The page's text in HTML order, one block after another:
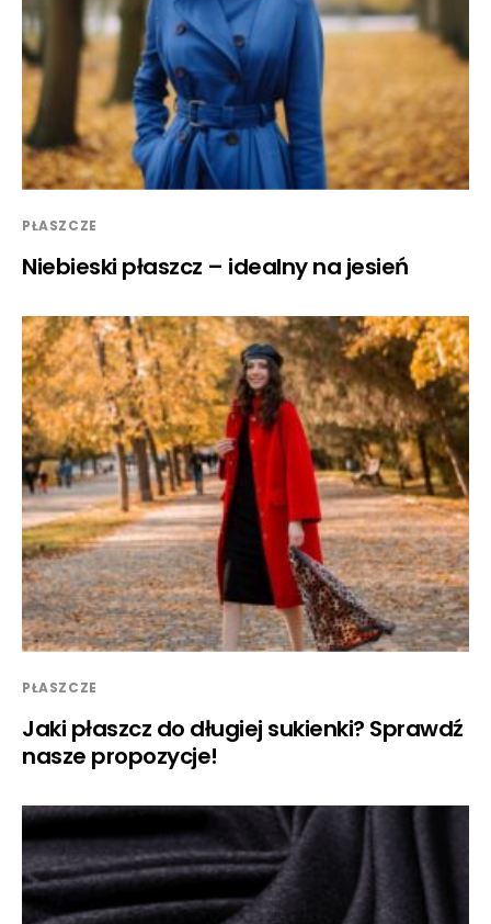
PŁASZCZE
Niebieski płaszcz – idealny na jesień
PŁASZCZE
Jaki płaszcz do długiej sukienki? Sprawdź
nasze propozycje!